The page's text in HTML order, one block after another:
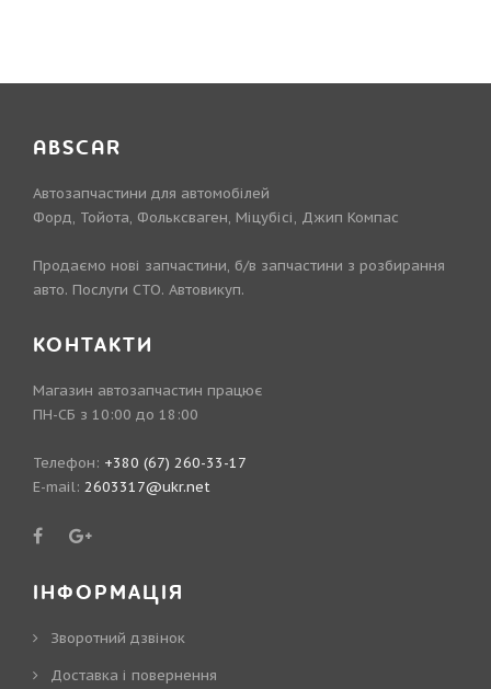
ABSCAR
Автозапчастини для автомобілей
Форд, Тойота, Фольксваген, Міцубісі, Джип Компас
Продаємо нові запчастини, б/в запчастини з розбирання
авто. Послуги СТО. Автовикуп.
КОНТАКТИ
Магазин автозапчастин працює
ПН-СБ з 10:00 до 18:00
Телефон: +380 (67) 260-33-17
E-mail: 2603317@ukr.net
ІНФОРМАЦІЯ
Зворотний дзвінок
Доставка і повернення